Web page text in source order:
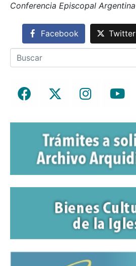
Conferencia Episcopal Argentina
Facebook Twitter